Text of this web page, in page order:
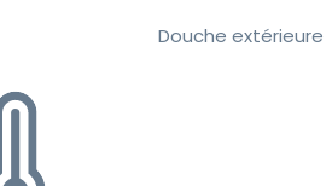
Douche extérieure